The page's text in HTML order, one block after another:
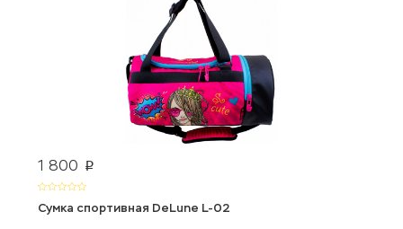
1 800 p
Сумка спортивная DeLune L-02